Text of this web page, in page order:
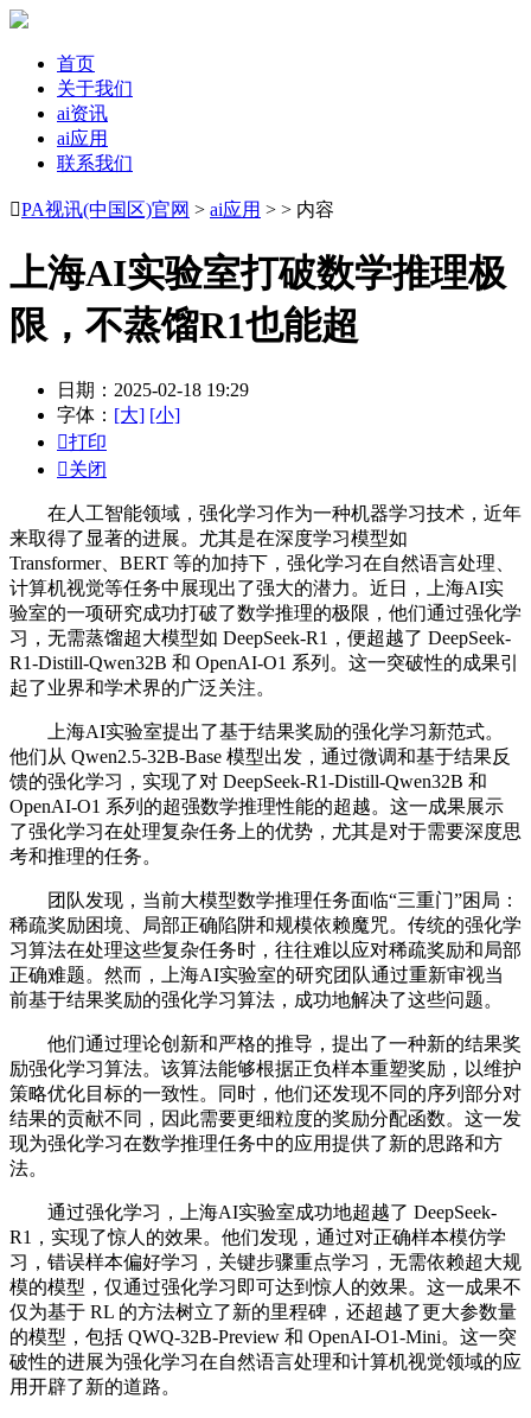
首页
关于我们
ai资讯
ai应用
联系我们
PA视讯(中国区)官网 > ai应用 > > 内容
上海AI实验室打破数学推理极
限，不蒸馏R1也能超
日期：2025-02-18 19:29
字体： [大] [小]
打印
关闭
在人工智能领域，强化学习作为一种机器学习技术，近年
来取得了显著的进展。尤其是在深度学习模型如
Transformer、BERT 等的加持下，强化学习在自然语言处理、
计算机视觉等任务中展现出了强大的潜力。近日，上海AI实
验室的一项研究成功打破了数学推理的极限，他们通过强化学
习，无需蒸馏超大模型如 DeepSeek-R1，便超越了 DeepSeek-
R1-Distill-Qwen32B 和 OpenAI-O1 系列。这一突破性的成果引
起了业界和学术界的广泛关注。
上海AI实验室提出了基于结果奖励的强化学习新范式。
他们从 Qwen2.5-32B-Base 模型出发，通过微调和基于结果反
馈的强化学习，实现了对 DeepSeek-R1-Distill-Qwen32B 和
OpenAI-O1 系列的超强数学推理性能的超越。这一成果展示
了强化学习在处理复杂任务上的优势，尤其是对于需要深度思
考和推理的任务。
团队发现，当前大模型数学推理任务面临“三重门”困局：
稀疏奖励困境、局部正确陷阱和规模依赖魔咒。传统的强化学
习算法在处理这些复杂任务时，往往难以应对稀疏奖励和局部
正确难题。然而，上海AI实验室的研究团队通过重新审视当
前基于结果奖励的强化学习算法，成功地解决了这些问题。
他们通过理论创新和严格的推导，提出了一种新的结果奖
励强化学习算法。该算法能够根据正负样本重塑奖励，以维护
策略优化目标的一致性。同时，他们还发现不同的序列部分对
结果的贡献不同，因此需要更细粒度的奖励分配函数。这一发
现为强化学习在数学推理任务中的应用提供了新的思路和方
法。
通过强化学习，上海AI实验室成功地超越了 DeepSeek-
R1，实现了惊人的效果。他们发现，通过对正确样本模仿学
习，错误样本偏好学习，关键步骤重点学习，无需依赖超大规
模的模型，仅通过强化学习即可达到惊人的效果。这一成果不
仅为基于 RL 的方法树立了新的里程碑，还超越了更大参数量
的模型，包括 QWQ-32B-Preview 和 OpenAI-O1-Mini。这一突
破性的进展为强化学习在自然语言处理和计算机视觉领域的应
用开辟了新的道路。